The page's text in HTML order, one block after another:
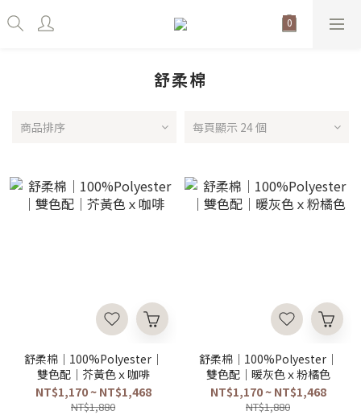
舒柔棉
商品排序 每頁顯示 24 個
舒柔棉｜100%Polyester｜
雙色配｜芥黃色ｘ咖啡
NT$1,170 ~ NT$1,468
NT$1,880
舒柔棉｜100%Polyester｜
雙色配｜暖灰色ｘ粉橘色
NT$1,170 ~ NT$1,468
NT$1,880